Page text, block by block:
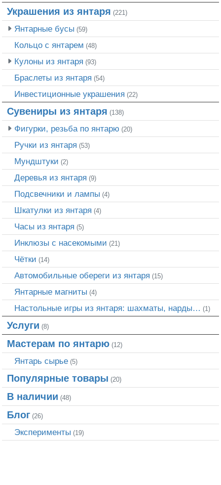
Украшения из янтаря (221)
Янтарные бусы (59)
Кольцо с янтарем (48)
Кулоны из янтаря (93)
Браслеты из янтаря (54)
Инвестиционные украшения (22)
Сувениры из янтаря (138)
Фигурки, резьба по янтарю (20)
Ручки из янтаря (53)
Мундштуки (2)
Деревья из янтаря (9)
Подсвечники и лампы (4)
Шкатулки из янтаря (4)
Часы из янтаря (5)
Инклюзы с насекомыми (21)
Чётки (14)
Автомобильные обереги из янтаря (15)
Янтарные магниты (4)
Настольные игры из янтаря: шахматы, нарды… (1)
Услуги (8)
Мастерам по янтарю (12)
Янтарь сырье (5)
Популярные товары (20)
В наличии (48)
Блог (26)
Эксперименты (19)